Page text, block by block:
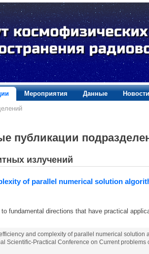
Мероприятия Данные Новости
публикации
излучений
of parallel numerical solution
fundamental directions that have practical
and complexity of parallel numerical
Scientific-Practical Conference on Current